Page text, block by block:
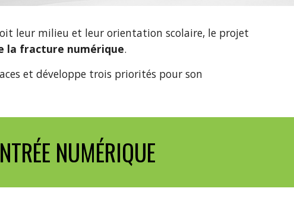
leur milieu et leur orientation scolaire, le projet
la fracture numérique.
et développe trois priorités pour son
NUMÉRIQUE